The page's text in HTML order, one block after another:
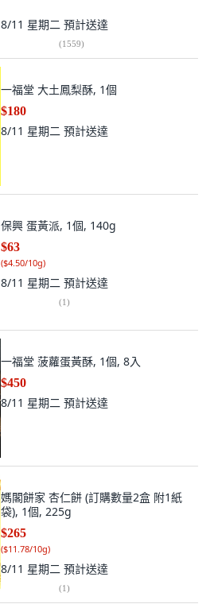
8/11 星期二 預計送達
(1559)
一福堂 大土鳳梨酥, 1個
$180
8/11 星期二 預計送達
保興 蛋黃派, 1個, 140g
$63
($4.50/10g)
8/11 星期二 預計送達
(1)
一福堂 菠蘿蛋黃酥, 1個, 8入
$450
8/11 星期二 預計送達
媽閣餅家 杏仁餅 (訂購數量2盒 附1紙
袋), 1個, 225g
$265
($11.78/10g)
8/11 星期二 預計送達
(1)